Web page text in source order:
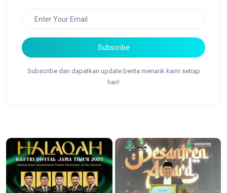
Subscribe
Subscribe dan dapatkan update berita menarik kami setiap
hari!